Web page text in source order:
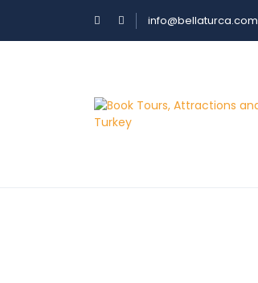
info@bellaturca.com